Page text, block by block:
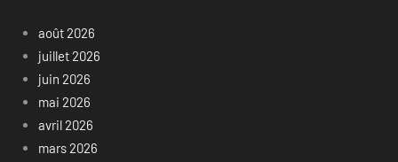
août 2026
juillet 2026
juin 2026
mai 2026
avril 2026
mars 2026